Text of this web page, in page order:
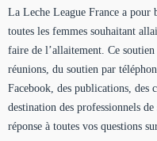
La Leche League France a pour
toutes les femmes souhaitant
faire de l’allaitement. Ce
réunions, du soutien par
Facebook, des publications, des
destination des professionnels
réponse à toutes vos questions